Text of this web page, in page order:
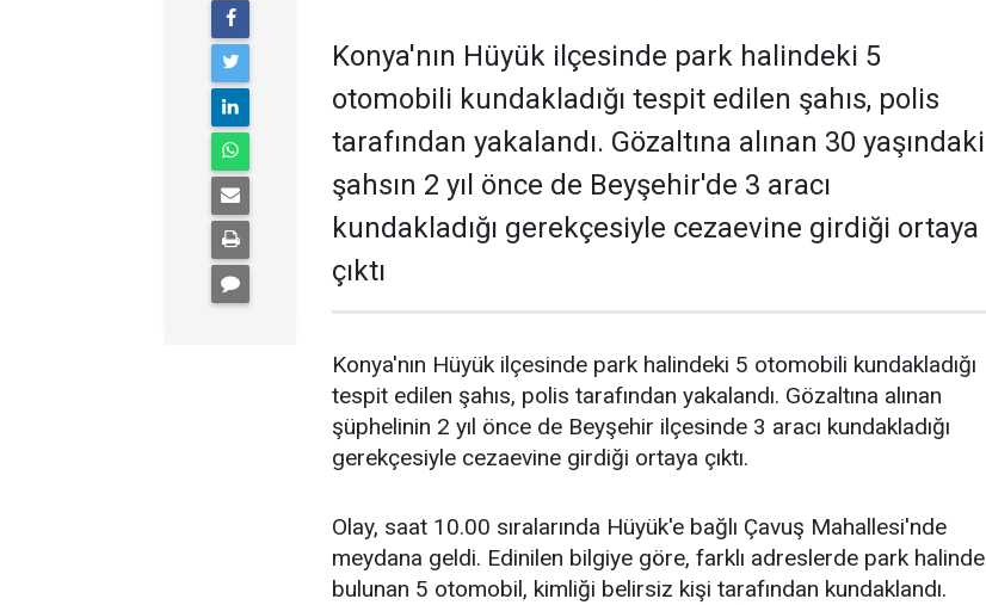
Konya'nın Hüyük ilçesinde park halindeki 5
otomobili kundakladığı tespit edilen şahıs, polis
tarafından yakalandı. Gözaltına alınan 30 yaşındaki
şahsın 2 yıl önce de Beyşehir'de 3 aracı
kundakladığı gerekçesiyle cezaevine girdiği ortaya
çıktı
Konya'nın Hüyük ilçesinde park halindeki 5 otomobili kundakladığı
tespit edilen şahıs, polis tarafından yakalandı. Gözaltına alınan
şüphelinin 2 yıl önce de Beyşehir ilçesinde 3 aracı kundakladığı
gerekçesiyle cezaevine girdiği ortaya çıktı.
Olay, saat 10.00 sıralarında Hüyük'e bağlı Çavuş Mahallesi'nde
meydana geldi. Edinilen bilgiye göre, farklı adreslerde park halinde
bulunan 5 otomobil, kimliği belirsiz kişi tarafından kundaklandı.